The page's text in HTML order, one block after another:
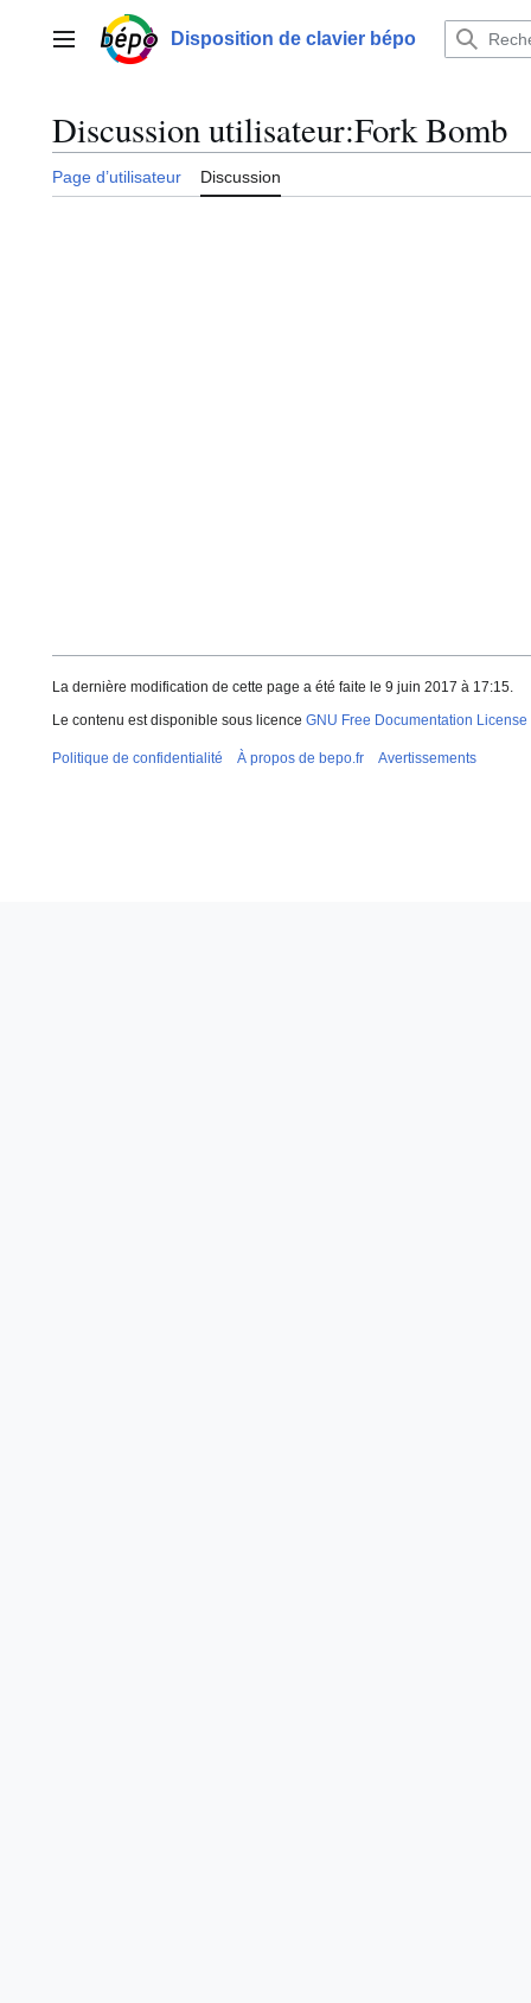
contenuMenu principalDisposition de clavier bépo
Discussion utilisateur:Fork Bomb
Page d’utilisateur Discussion
La dernière modification de cette page a été faite le 9 juin 2017 à 17:15.
Le contenu est disponible sous licence GNU Free Documentation License
Politique de confidentialité À propos de bepo.fr Avertissements